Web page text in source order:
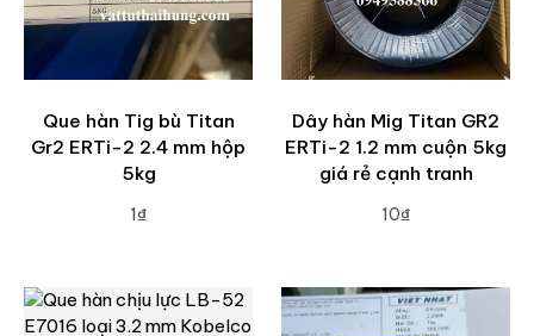
Que hàn Tig bù Titan
Gr2 ERTi-2 2.4 mm hộp
5kg
1₫
Dây hàn Mig Titan GR2
ERTi-2 1.2 mm cuộn 5kg
giá rẻ cạnh tranh
10₫